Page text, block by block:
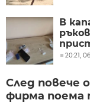
В
20:21,
След повече
фирма поема